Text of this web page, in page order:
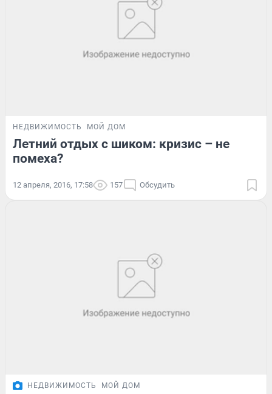
НЕДВИЖИМОСТЬ МОЙ ДОМ
Летний отдых с шиком: кризис – не
помеха?
12 апреля, 2016, 17:58 157 Обсудить
НЕДВИЖИМОСТЬ МОЙ ДОМ